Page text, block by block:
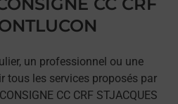
un professionnel ou une
tous les services proposés par
CC CRF STJACQUES